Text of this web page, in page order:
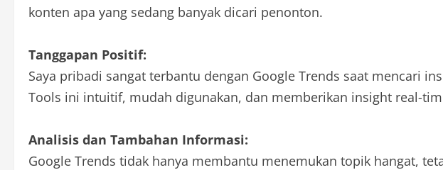
konten apa yang sedang banyak dicari penonton.
Tanggapan Positif:
Saya pribadi sangat terbantu dengan Google Trends saat mencari
Tools ini intuitif, mudah digunakan, dan memberikan insight real-
Analisis dan Tambahan Informasi:
Google Trends tidak hanya membantu menemukan topik hangat,